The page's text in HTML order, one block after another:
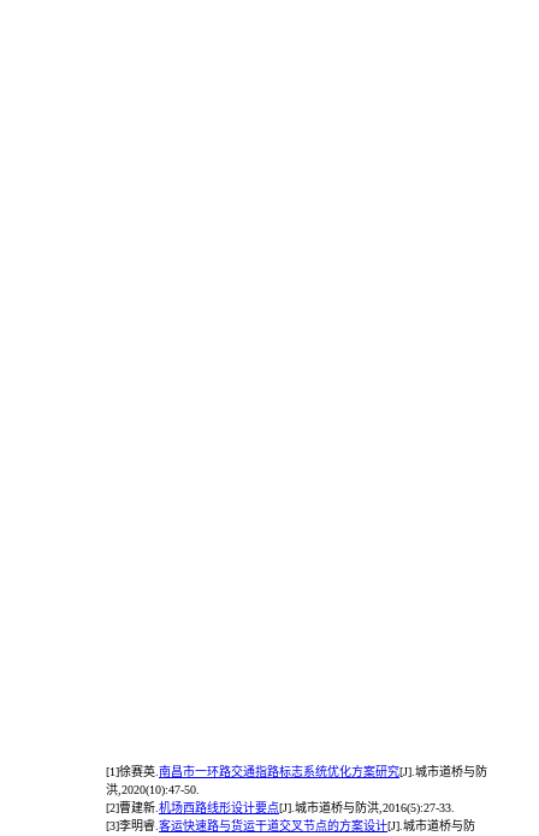
[1]徐赛英. 南昌市一环路交通指路标志系统优化方案研究[J].城市道桥与防
洪,2020(10):47-50.
[2]曹建新. 机场西路线形设计要点[J].城市道桥与防洪,2016(5):27-33.
[3]李明睿. 客运快速路与货运干道交叉节点的方案设计[J].城市道桥与防